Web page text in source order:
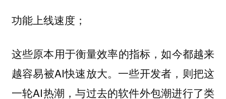
功能上线速度；
这些原本用于衡量效率的指标，如今都越来
越容易被AI快速放大。一些开发者，则把这
一轮AI热潮，与过去的软件外包潮进行了类